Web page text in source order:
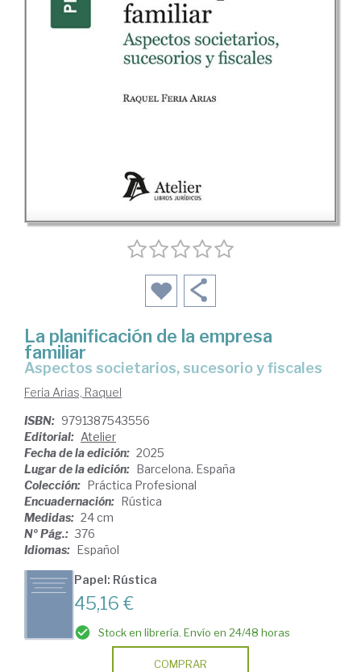
La planificación de la empresa
familiar
Aspectos societarios, sucesorio y fiscales
Feria Arias, Raquel
ISBN: 9791387543556
Editorial: Atelier
Fecha de la edición: 2025
Lugar de la edición: Barcelona. España
Colección: Práctica Profesional
Encuadernación: Rústica
Medidas: 24 cm
Nº Pág.: 376
Idiomas: Español
Papel: Rústica
45,16 €
Stock en librería. Envío en 24/48 horas
COMPRAR